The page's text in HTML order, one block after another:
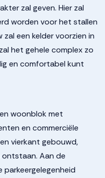
zal geven. Hier zal
worden voor het stallen
een kelder voorzien in
het gehele complex zo
en comfortabel kunt
woonblok met
en commerciële
vierkant gebouwd,
ontstaan. Aan de
parkeergelegenheid